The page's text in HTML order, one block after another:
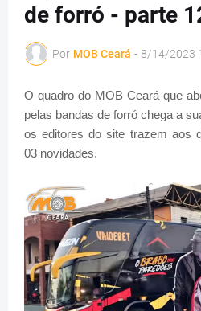
de forró - parte
Por MOB Ceará - 8/14/2023
O quadro do MOB Ceará que
pelas bandas de forró chega a
os editores do site trazem aos
03 novidades.